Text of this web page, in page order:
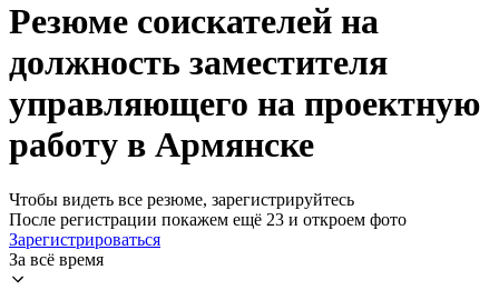
Резюме соискателей на
должность заместителя
управляющего на проектную
работу в Армянске
Чтобы видеть все резюме, зарегистрируйтесь
После регистрации покажем ещё 23 и откроем фото
Зарегистрироваться
За всё время